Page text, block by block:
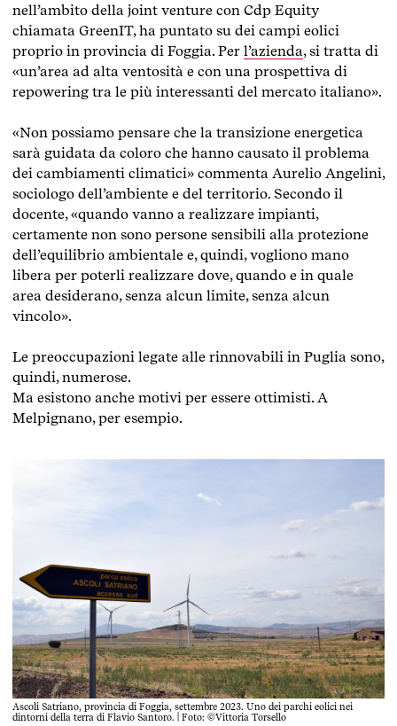
nell’ambito della joint venture con Cdp Equity
chiamata GreenIT, ha puntato su dei campi eolici
proprio in provincia di Foggia. Per l’azienda, si tratta di
«un’area ad alta ventosità e con una prospettiva di
repowering tra le più interessanti del mercato italiano».
«Non possiamo pensare che la transizione energetica
sarà guidata da coloro che hanno causato il problema
dei cambiamenti climatici» commenta Aurelio Angelini,
sociologo dell’ambiente e del territorio. Secondo il
docente, «quando vanno a realizzare impianti,
certamente non sono persone sensibili alla protezione
dell’equilibrio ambientale e, quindi, vogliono mano
libera per poterli realizzare dove, quando e in quale
area desiderano, senza alcun limite, senza alcun
vincolo».
Le preoccupazioni legate alle rinnovabili in Puglia sono,
quindi, numerose.
Ma esistono anche motivi per essere ottimisti. A
Melpignano, per esempio.
Ascoli Satriano, provincia di Foggia, settembre 2023. Uno dei parchi eolici nei
dintorni della terra di Flavio Santoro. | Foto: ©Vittoria Torsello